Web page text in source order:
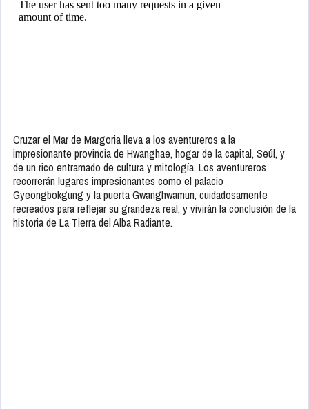
Cruzar el Mar de Margoria lleva a los aventureros a la
impresionante provincia de Hwanghae, hogar de la capital, Seúl, y
de un rico entramado de cultura y mitología. Los aventureros
recorrerán lugares impresionantes como el palacio
Gyeongbokgung y la puerta Gwanghwamun, cuidadosamente
recreados para reflejar su grandeza real, y vivirán la conclusión de la
historia de La Tierra del Alba Radiante.